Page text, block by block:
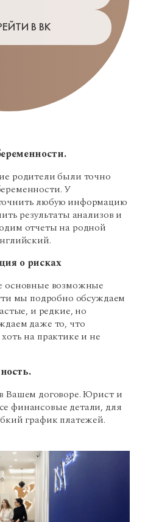
В ВК
родители были точно
У
любую информацию
результаты анализов и
отчеты на родной
о рисках
основные возможные
мы подробно обсуждаем
и редкие, но
даже то, что
на практике и не
Вашем договоре. Юрист и
финансовые детали, для
график платежей.